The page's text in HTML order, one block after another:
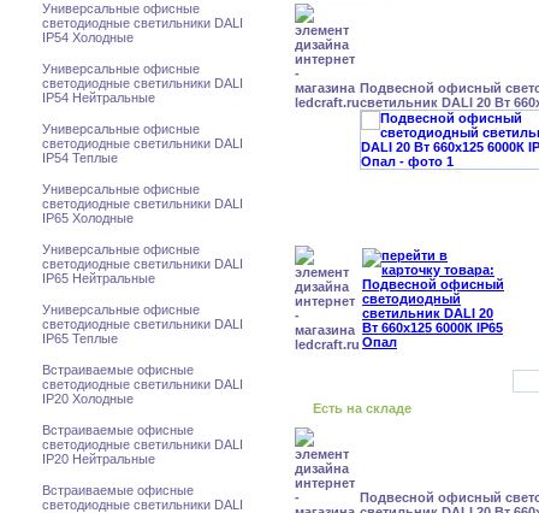
Универсальные офисные
светодиодные светильники DALI
IP54 Холодные
Универсальные офисные
светодиодные светильники DALI
IP54 Нейтральные
Универсальные офисные
светодиодные светильники DALI
IP54 Теплые
Универсальные офисные
светодиодные светильники DALI
IP65 Холодные
Универсальные офисные
светодиодные светильники DALI
IP65 Нейтральные
Универсальные офисные
светодиодные светильники DALI
IP65 Теплые
Встраиваемые офисные
светодиодные светильники DALI
IP20 Холодные
Встраиваемые офисные
светодиодные светильники DALI
IP20 Нейтральные
Встраиваемые офисные
светодиодные светильники DALI
Подвесной офисный
светильник DALI 20 Вт
Есть на складе
Подвесной офисный